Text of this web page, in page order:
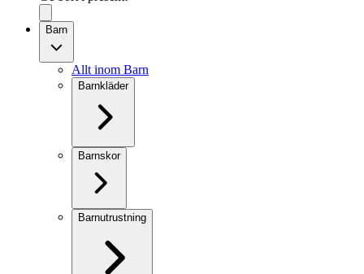
Barn
Allt inom Barn
Barnkläder
Barnskor
Barnutrustning